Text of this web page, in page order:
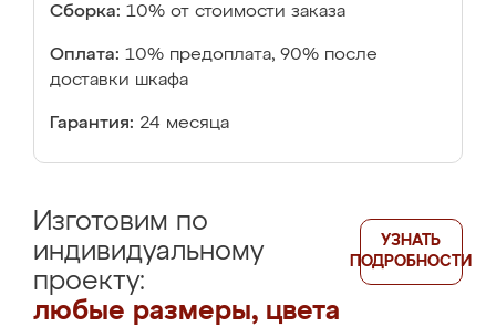
Сборка: 10% от стоимости заказа
Оплата: 10% предоплата, 90% после
доставки шкафа
Гарантия: 24 месяца
Изготовим по
индивидуальному
проекту:
любые размеры, цвета
УЗНАТЬ
ПОДРОБНОСТИ